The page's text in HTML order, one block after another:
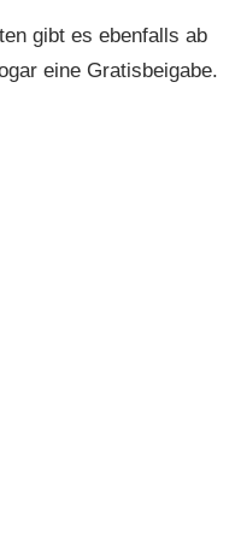
gibt es ebenfalls ab
eine Gratisbeigabe.